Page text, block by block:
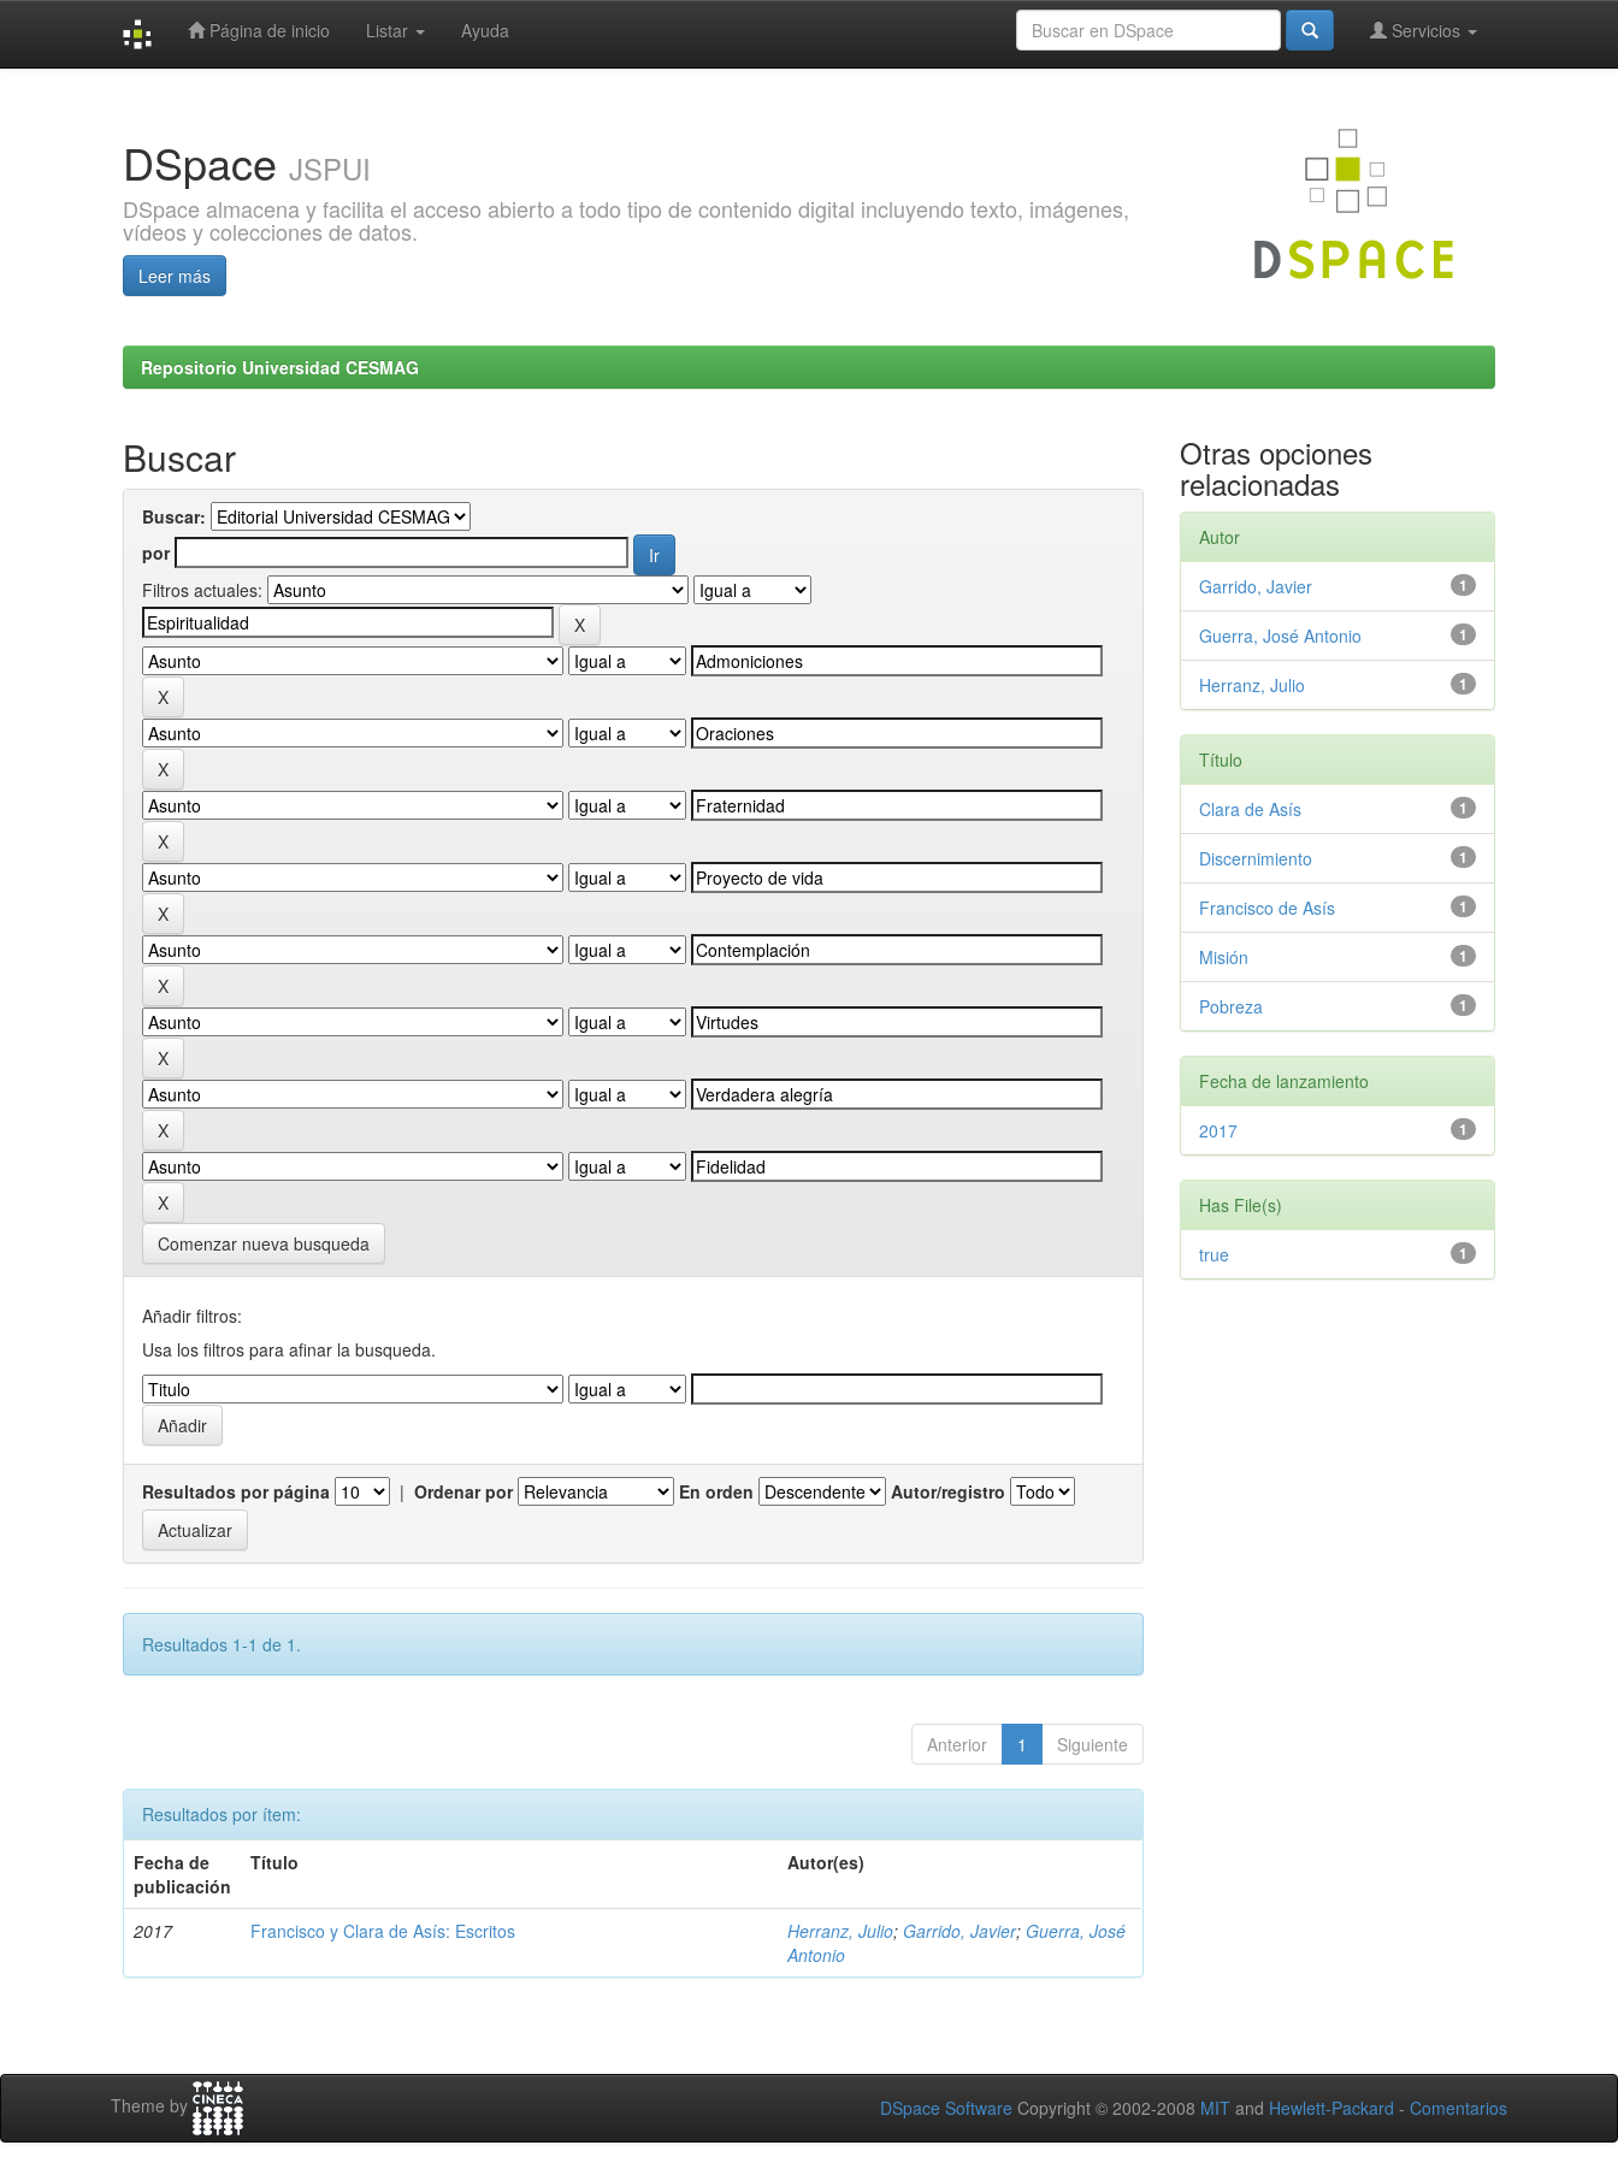
Página de inicio Listar Ayuda Servicios
DSpace JSPUI
DSpace almacena y facilita el acceso abierto a todo tipo de contenido digital incluyendo texto, imágenes,
vídeos y colecciones de datos.
Leer más
Repositorio Universidad CESMAG
Buscar
Buscar:
por
Filtros actuales:
Comenzar nueva busqueda
Añadir filtros:
Usa los filtros para afinar la busqueda.
Resultados por página | Ordenar por En orden Autor/registro
Resultados 1-1 de 1.
Anterior 1 Siguiente
Resultados por ítem:
Fecha de
publicación
Título Autor(es)
2017 Francisco y Clara de Asís: Escritos Herranz, Julio; Garrido, Javier; Guerra, José
Antonio
Otras opciones
relacionadas
Autor
1
Garrido, Javier
1
Guerra, José Antonio
1
Herranz, Julio
Título
1
Clara de Asís
1
Discernimiento
1
Francisco de Asís
1
Misión
1
Pobreza
Fecha de lanzamiento
1
2017
Has File(s)
1
true
Theme by DSpace Software Copyright © 2002-2008 MIT and Hewlett-Packard - Comentarios